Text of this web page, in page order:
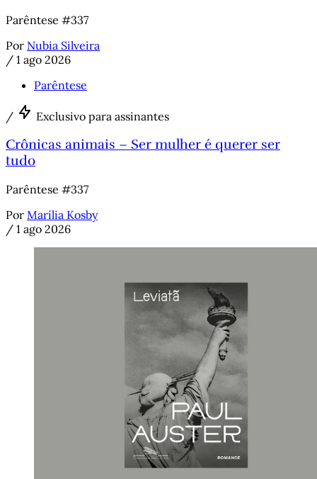
Parêntese #337
Por Nubia Silveira
/ 1 ago 2026
Parêntese
/ Exclusivo para assinantes
Crônicas animais – Ser mulher é querer ser
tudo
Parêntese #337
Por Marília Kosby
/ 1 ago 2026